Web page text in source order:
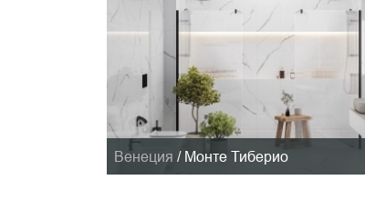
Венеция / Монте Тиберио